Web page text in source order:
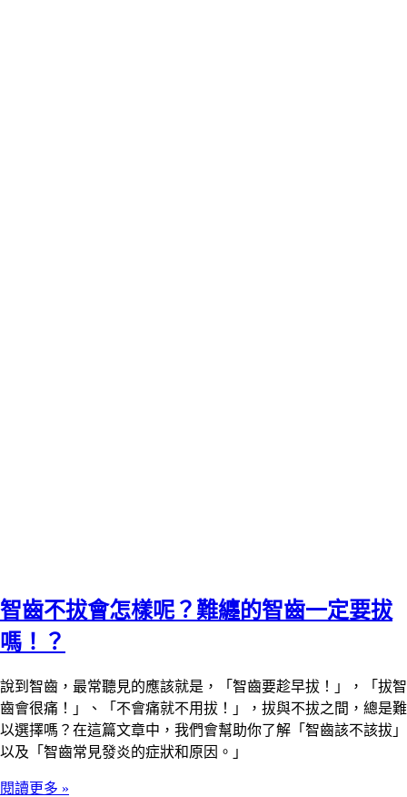
智齒不拔會怎樣呢？難纏的智齒一定要拔
嗎！？
說到智齒，最常聽見的應該就是，「智齒要趁早拔！」，「拔智
齒會很痛！」、「不會痛就不用拔！」，拔與不拔之間，總是難
以選擇嗎？在這篇文章中，我們會幫助你了解「智齒該不該拔」
以及「智齒常見發炎的症狀和原因。」
閱讀更多 »